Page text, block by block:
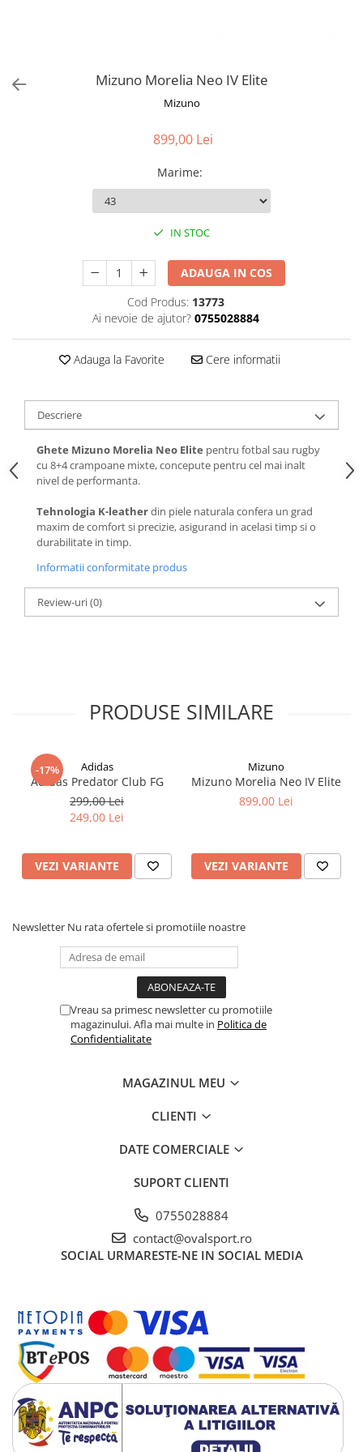
Mizuno Morelia Neo IV Elite
Mizuno
899,00 Lei
Marime:
IN STOC
ADAUGA IN COS
Cod Produs: 13773
Ai nevoie de ajutor? 0755028884
Adauga la Favorite Cere informatii
Descriere
Ghete Mizuno Morelia Neo Elite pentru fotbal sau rugby
cu 8+4 crampoane mixte, concepute pentru cel mai inalt
nivel de performanta.
Tehnologia K-leatherdin piele naturala confera un grad
maxim de comfort si precizie, asigurand in acelasi timp si o
durabilitate in timp.
Informatii conformitate produs
Review-uri(0)
PRODUSE SIMILARE
-17% Adidas
Adidas Predator Club FG
299,00 Lei
249,00 Lei
VEZI VARIANTE
Mizuno
Mizuno Morelia Neo IV Elite
899,00 Lei
VEZI VARIANTE
Newsletter Nu rata ofertele si promotiile noastre
Vreau sa primesc newsletter cu promotiile
magazinului. Afla mai multe in Politica de
Confidentialitate
MAGAZINUL MEU
CLIENTI
DATE COMERCIALE
SUPORT CLIENTI
0755028884
contact@ovalsport.ro
SOCIAL URMARESTE-NE IN SOCIAL MEDIA